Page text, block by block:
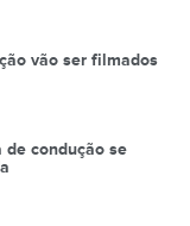
vão ser filmados
condução se